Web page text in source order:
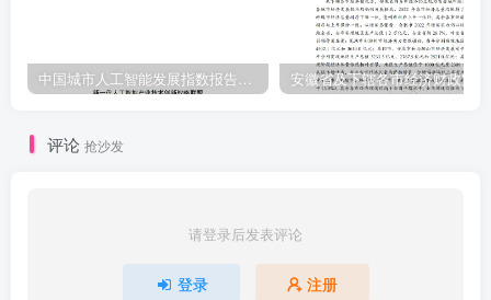
中国城市人工智能发展指数报告（2023-2024）
评论 抢沙发
请登录后发表评论
登录 注册